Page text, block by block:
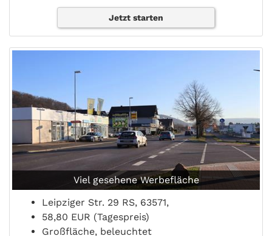
Jetzt starten
Viel gesehene Werbefläche
Leipziger Str. 29 RS, 63571,
58,80 EUR (Tagespreis)
Großfläche, beleuchtet